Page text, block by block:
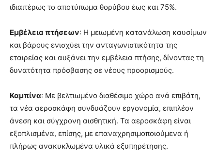
ιδιαιτέρως το αποτύπωμα θορύβου έως και 75%.
Εμβέλεια πτήσεων: Η μειωμένη κατανάλωση καυσίμων
και βάρους ενισχύει την ανταγωνιστικότητα της
εταιρείας και αυξάνει την εμβέλεια πτήσης, δίνοντας τη
δυνατότητα πρόσβασης σε νέους προορισμούς.
Καμπίνα: Με βελτιωμένο διαθέσιμο χώρο ανά επιβάτη,
τα νέα αεροσκάφη συνδυάζουν εργονομία, επιπλέον
άνεση και σύγχρονη αισθητική. Τα αεροσκάφη είναι
εξοπλισμένα, επίσης, με επαναχρησιμοποιούμενα ή
πλήρως ανακυκλωμένα υλικά εξυπηρέτησης.